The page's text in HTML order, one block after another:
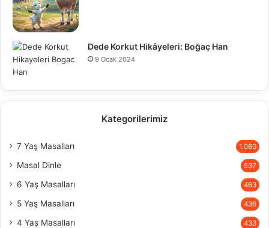
Dede Korkut Hikâyeleri: Boğaç Han
9 Ocak 2024
Kategorilerimiz
7 Yaş Masalları 1.060
Masal Dinle 537
6 Yaş Masalları 463
5 Yaş Masalları 436
4 Yaş Masalları 433